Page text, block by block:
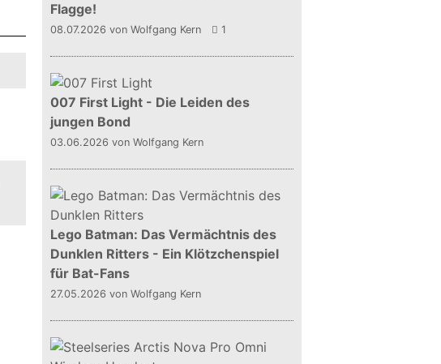
Flagge!
08.07.2026 von Wolfgang Kern 1
007 First Light - Die Leiden des
jungen Bond
03.06.2026 von Wolfgang Kern
Lego Batman: Das Vermächtnis des
Dunklen Ritters - Ein Klötzchenspiel
für Bat-Fans
27.05.2026 von Wolfgang Kern